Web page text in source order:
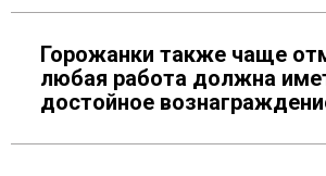
Горожанки также чаще
любая работа должна
достойное